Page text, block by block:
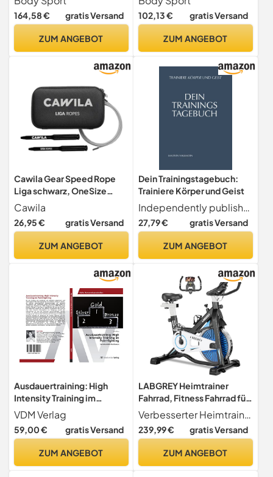
für Krafttraining, Laufen,
Gehen und
164,58 € gratis Versand
ZUM ANGEBOT
für Krafttraining, Laufen,
Gehen und
102,13 € gratis Versand
ZUM ANGEBOT
Cawila Gear Speed Rope
Liga schwarz, OneSize
Ohne Geschlecht
Cawila
26,95 € gratis Versand
ZUM ANGEBOT
Dein Trainingstagebuch:
Trainiere Körper und Geist
Independently published
27,79 € gratis Versand
ZUM ANGEBOT
Ausdauertraining: High
Intensity Training im
Pointfighting: Semikontakt
Kickboxen
VDM Verlag
59,00 € gratis Versand
ZUM ANGEBOT
LABGREY Heimtrainer
Fahrrad, Fitness Fahrrad für
Zuhause, Indoor Kardio
Training, Bike mit
Pulsmesser, LCD Display,
Widerstand Einstellbar
Verbesserter Heimtrainer Der LABGREY Heimtrainer hat verdickte Rahmenrohre verarbeitet und überwindet so die instabilen Mängel der meisten anderen Heimtrainer auf dem Markt. Solide Bauart, stabiles Gewicht 158kg, so können Sie sicher Fahrrad fahren.
239,99 € gratis Versand
ZUM ANGEBOT